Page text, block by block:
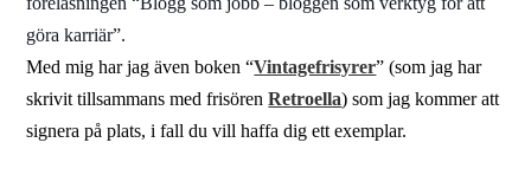
göra karriär”.
Med mig har jag även boken “Vintagefrisyrer” (som jag har
skrivit tillsammans med frisörenRetroella) som jag kommer att
signera på plats, i fall du vill haffa dig ett exemplar.